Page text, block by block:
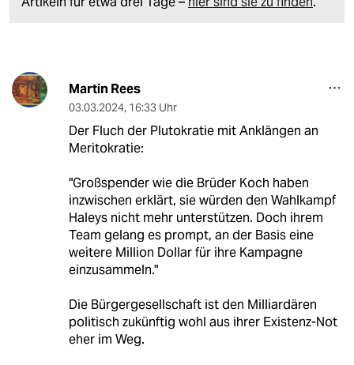
Martin Rees
03.03.2024, 16:33 Uhr
Der Fluch der Plutokratie mit Anklängen an
Meritokratie:
"Großspender wie die Brüder Koch haben
inzwischen erklärt, sie würden den Wahlkampf
Haleys nicht mehr unterstützen. Doch ihrem
Team gelang es prompt, an der Basis eine
weitere ­Million Dollar für ihre Kampagne
einzusammeln."
Die Bürgergesellschaft ist den Milliardären
politisch zukünftig wohl aus ihrer Existenz-Not
eher im Weg.